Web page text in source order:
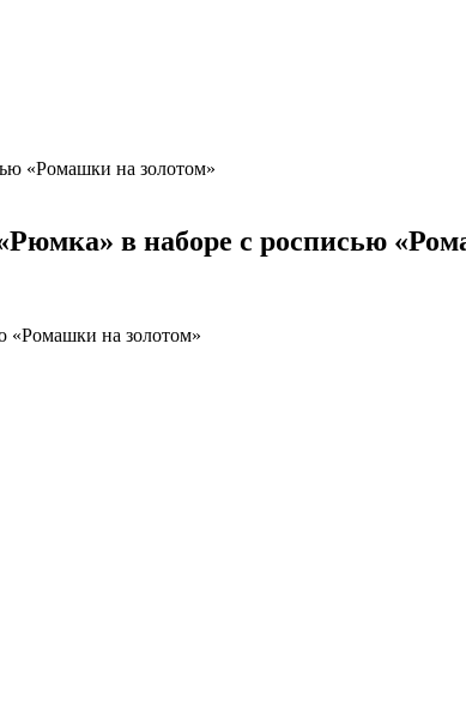
«Ромашки на золотом»
в наборе с росписью
«Ромашки на золотом»